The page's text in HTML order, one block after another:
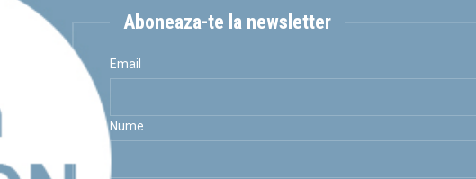
Aboneaza-te la newsletter
Email
Nume